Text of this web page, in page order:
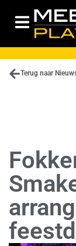
Terug naar